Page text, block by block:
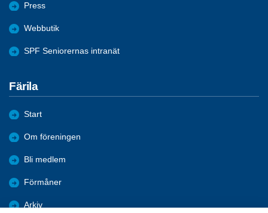
Press
Webbutik
SPF Seniorernas intranät
Färila
Start
Om föreningen
Bli medlem
Förmåner
Arkiv